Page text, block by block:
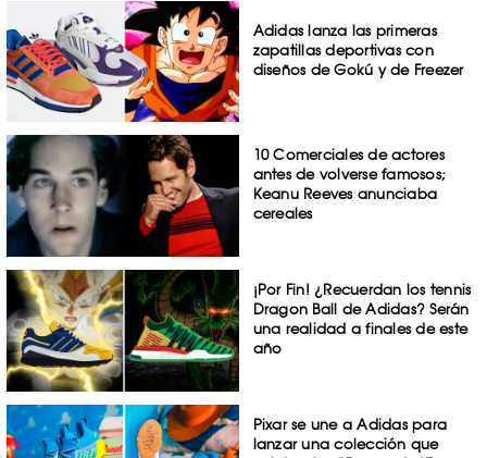
Adidas lanza las primeras
zapatillas deportivas con
diseños de Gokú y de Freezer
10 Comerciales de actores
antes de volverse famosos;
Keanu Reeves anunciaba
cereales
¡Por Fin! ¿Recuerdan los tennis
Dragon Ball de Adidas? Serán
una realidad a finales de este
año
Pixar se une a Adidas para
lanzar una colección que